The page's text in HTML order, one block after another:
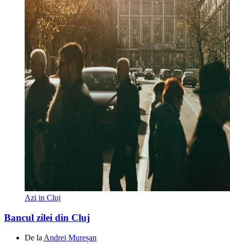
Azi in Cluj
Bancul zilei din Cluj
De la Andrei Mureșan